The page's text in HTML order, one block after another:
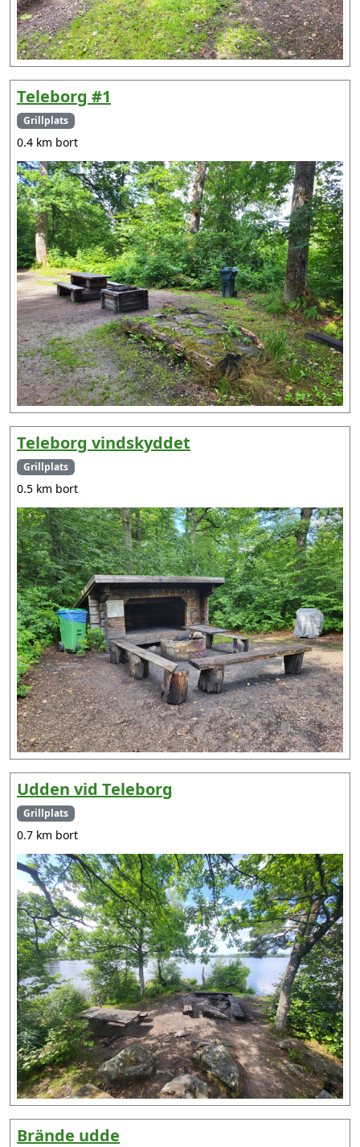
Teleborg #1
Grillplats
0.4 km bort
Teleborg vindskyddet
Grillplats
0.5 km bort
Udden vid Teleborg
Grillplats
0.7 km bort
Brände udde